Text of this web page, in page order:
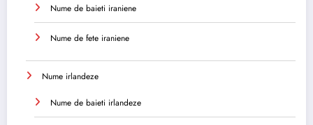
Nume de baieti iraniene
Nume de fete iraniene
Nume irlandeze
Nume de baieti irlandeze